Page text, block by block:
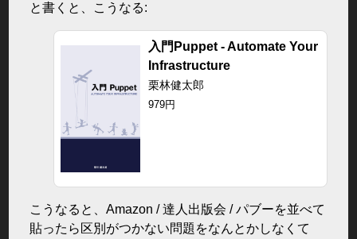
と書くと、こうなる:
入門Puppet - Automate Your
Infrastructure
栗林健太郎
979円
こうなると、Amazon / 達人出版会 / パブーを並べて
貼ったら区別がつかない問題をなんとかしなくて